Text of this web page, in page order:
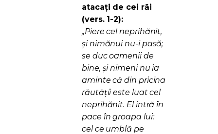
atacați de cei răi
(vers. 1-2):
„Piere cel neprihănit,
şi nimănui nu-i pasă;
se duc oamenii de
bine, şi nimeni nu ia
aminte că din pricina
răutăţii este luat cel
neprihănit. El intră în
pace în groapa lui:
cel ce umblă pe